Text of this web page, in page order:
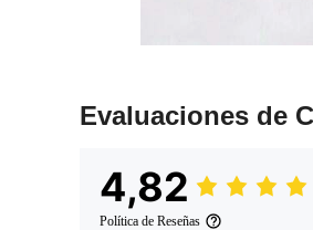
Evaluaciones de
4,82
Política de Reseñas